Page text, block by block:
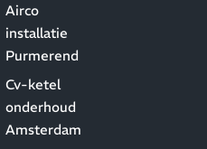
Airco
installatie
Purmerend
Cv-ketel
onderhoud
Amsterdam